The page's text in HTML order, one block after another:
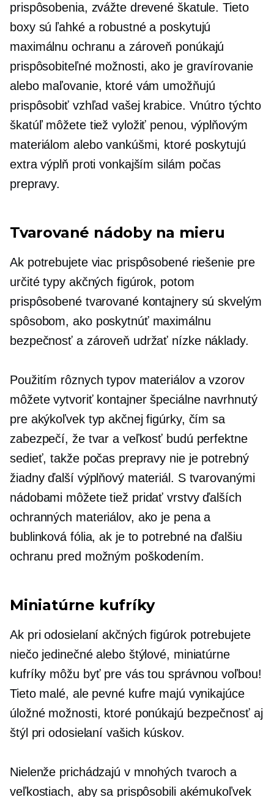
prispôsobenia, zvážte drevené škatule. Tieto
boxy sú ľahké a robustné a poskytujú
maximálnu ochranu a zároveň ponúkajú
prispôsobiteľné možnosti, ako je gravírovanie
alebo maľovanie, ktoré vám umožňujú
prispôsobiť vzhľad vašej krabice. Vnútro týchto
škatúľ môžete tiež vyložiť penou, výplňovým
materiálom alebo vankúšmi, ktoré poskytujú
extra výplň proti vonkajším silám počas
prepravy.
Tvarované nádoby na mieru
Ak potrebujete viac prispôsobené riešenie pre
určité typy akčných figúrok, potom
prispôsobené tvarované kontajnery sú skvelým
spôsobom, ako poskytnúť maximálnu
bezpečnosť a zároveň udržať nízke náklady.
Použitím rôznych typov materiálov a vzorov
môžete vytvoriť kontajner špeciálne navrhnutý
pre akýkoľvek typ akčnej figúrky, čím sa
zabezpečí, že tvar a veľkosť budú perfektne
sedieť, takže počas prepravy nie je potrebný
žiadny ďalší výplňový materiál. S tvarovanými
nádobami môžete tiež pridať vrstvy ďalších
ochranných materiálov, ako je pena a
bublinková fólia, ak je to potrebné na ďalšiu
ochranu pred možným poškodením.
Miniatúrne kufríky
Ak pri odosielaní akčných figúrok potrebujete
niečo jedinečné alebo štýlové, miniatúrne
kufríky môžu byť pre vás tou správnou voľbou!
Tieto malé, ale pevné kufre majú vynikajúce
úložné možnosti, ktoré ponúkajú bezpečnosť aj
štýl pri odosielaní vašich kúskov.
Nielenže prichádzajú v mnohých tvaroch a
veľkostiach, aby sa prispôsobili akémukoľvek